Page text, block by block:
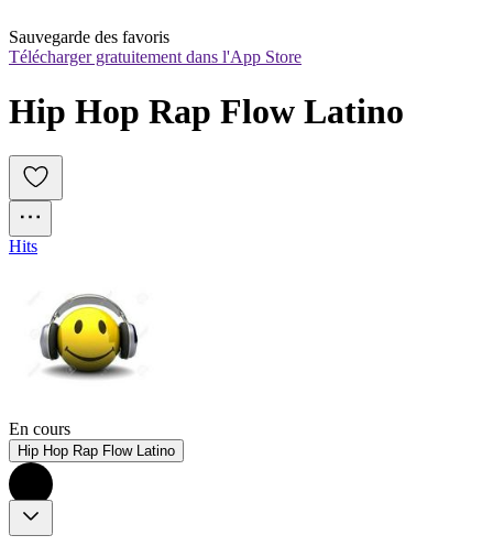
Sauvegarde des favoris
Télécharger gratuitement dans l'App Store
Hip Hop Rap Flow Latino
Hits
En cours
Hip Hop Rap Flow Latino